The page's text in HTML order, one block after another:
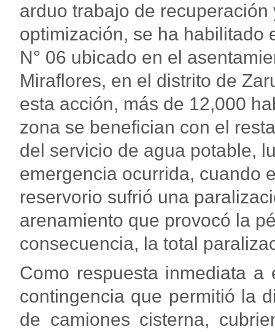
arduo trabajo de recuperación
optimización, se ha habilitado
N° 06 ubicado en el
Miraflores, en el distrito de
esta acción, más de 12,000
zona se benefician con el
del servicio de agua potable,
emergencia ocurrida, cuando
reservorio sufrió una
arenamiento que provocó la
consecuencia, la total
Como respuesta inmediata
contingencia que permitió la
de camiones cisterna,